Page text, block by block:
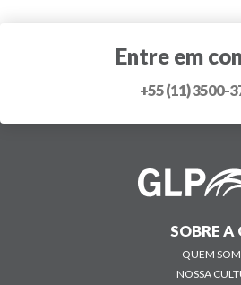
Entre em
+55 (11) 3500-
SOBRE A
QUEM
NOSSA